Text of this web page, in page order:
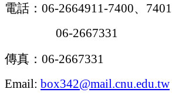
電話： 06-2664911-7400、 7401
06-2667331
傳真： 06-2667331
Email: box342@mail.cnu.edu.tw